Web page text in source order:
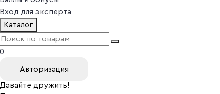
Вход для эксперта
Каталог
0
Авторизация
Давайте дружить!